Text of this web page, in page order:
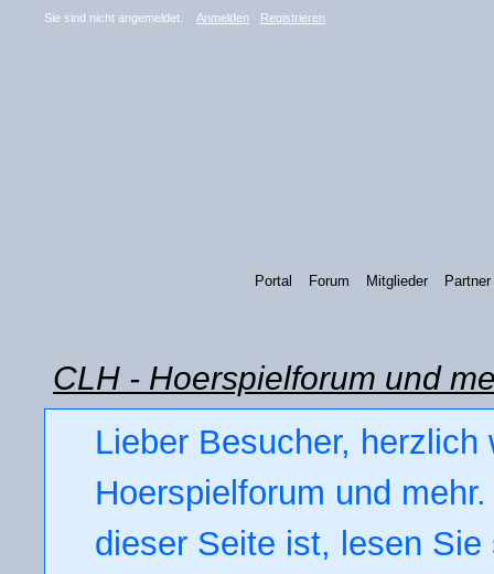
Sie sind nicht angemeldet. Anmelden Registrieren
Portal Forum Mitglieder Partner
CLH - Hoerspielforum und
Lieber Besucher,
Hoerspielforum und
dieser Seite ist, lesen